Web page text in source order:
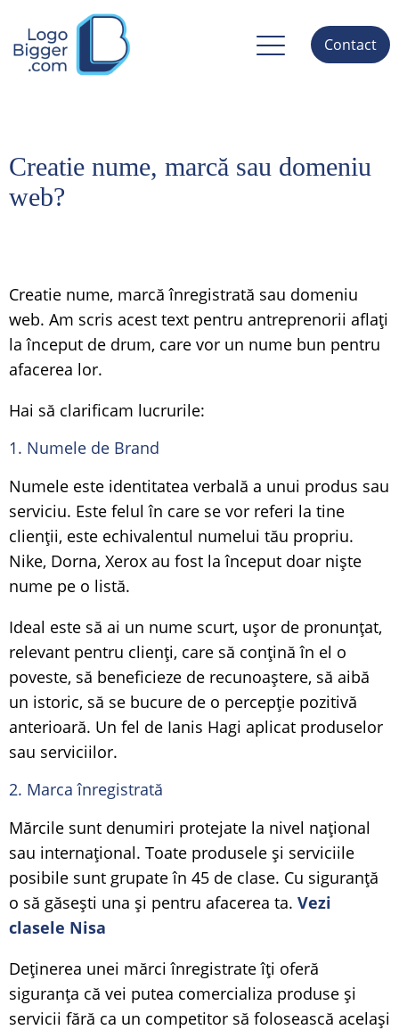
Contact
Creatie nume, marcă sau domeniu
web?
Creatie nume, marcă înregistrată sau domeniu
web. Am scris acest text pentru antreprenorii aflați
la început de drum, care vor un nume bun pentru
afacerea lor.
Hai să clarificam lucrurile:
1. Numele de Brand
Numele este identitatea verbală a unui produs sau
serviciu. Este felul în care se vor referi la tine
clienții, este echivalentul numelui tău propriu.
Nike, Dorna, Xerox au fost la început doar niște
nume pe o listă.
Ideal este să ai un nume scurt, ușor de pronunțat,
relevant pentru clienți, care să conțină în el o
poveste, să beneficieze de recunoaștere, să aibă
un istoric, să se bucure de o percepție pozitivă
anterioară. Un fel de Ianis Hagi aplicat produselor
sau serviciilor.
2. Marca înregistrată
Mărcile sunt denumiri protejate la nivel național
sau internațional. Toate produsele și serviciile
posibile sunt grupate în 45 de clase. Cu siguranță
o să găsești una și pentru afacerea ta. Vezi
clasele Nisa
Deținerea unei mărci înregistrate îți oferă
siguranța că vei putea comercializa produse și
servicii fără ca un competitor să folosească același